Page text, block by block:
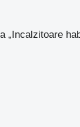
„Incalzitoare